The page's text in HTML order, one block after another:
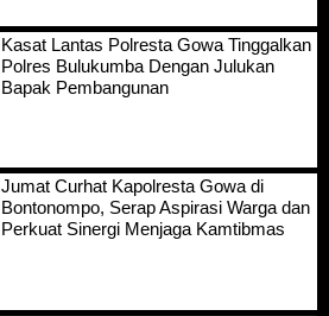
Kasat Lantas Polresta Gowa Tinggalkan
Polres Bulukumba Dengan Julukan
Bapak Pembangunan
Jumat Curhat Kapolresta Gowa di
Bontonompo, Serap Aspirasi Warga dan
Perkuat Sinergi Menjaga Kamtibmas